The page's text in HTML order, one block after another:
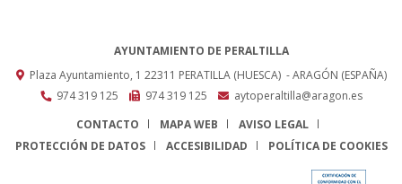
AYUNTAMIENTO DE PERALTILLA
Plaza Ayuntamiento, 1 22311 PERATILLA (HUESCA) - ARAGÓN (ESPAÑA)
974 319 125
974 319 125
aytoperaltilla@aragon.es
CONTACTO
MAPA WEB
AVISO LEGAL
PROTECCIÓN DE DATOS
ACCESIBILIDAD POLÍTICA DE COOKIES